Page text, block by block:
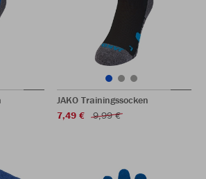
JAKO Trainingssocken
7,49 €
9,99 €